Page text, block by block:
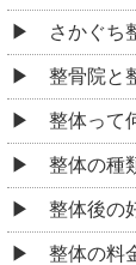
さかぐち
整骨院と
整体って
整体の種
整体後の
整体の料